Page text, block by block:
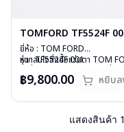
TOMFORD TF5524F
ยี่ห้อ : TOM FORD
รุ่น : TF5524F 001
เลนส์ : Demo lens
น้ำหนัก : 27 กรัม
อุปกรณ์ : กล่องแว่น, ผ้าเช็ดแว่น
การรับประกัน : 1 ปี
หากสนใจสั่งชื้อแว่นตา TOM
กรุณาติดต่อเราคลิก
สั่งกรุณาติดต่อเราคลิก
฿9,800.00 หยิบล
แสดงสินค้า 1